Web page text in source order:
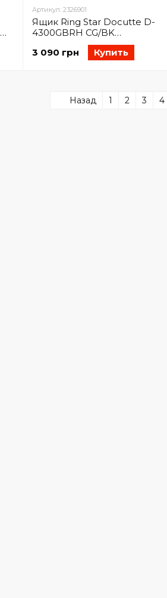
Артикул: 2326901
Ящик Ring Star Docutte D-
4300GBRH CG/BK
463x248x262mm (2326901)
3 090 грн Купить
Назад 1 2 3 4